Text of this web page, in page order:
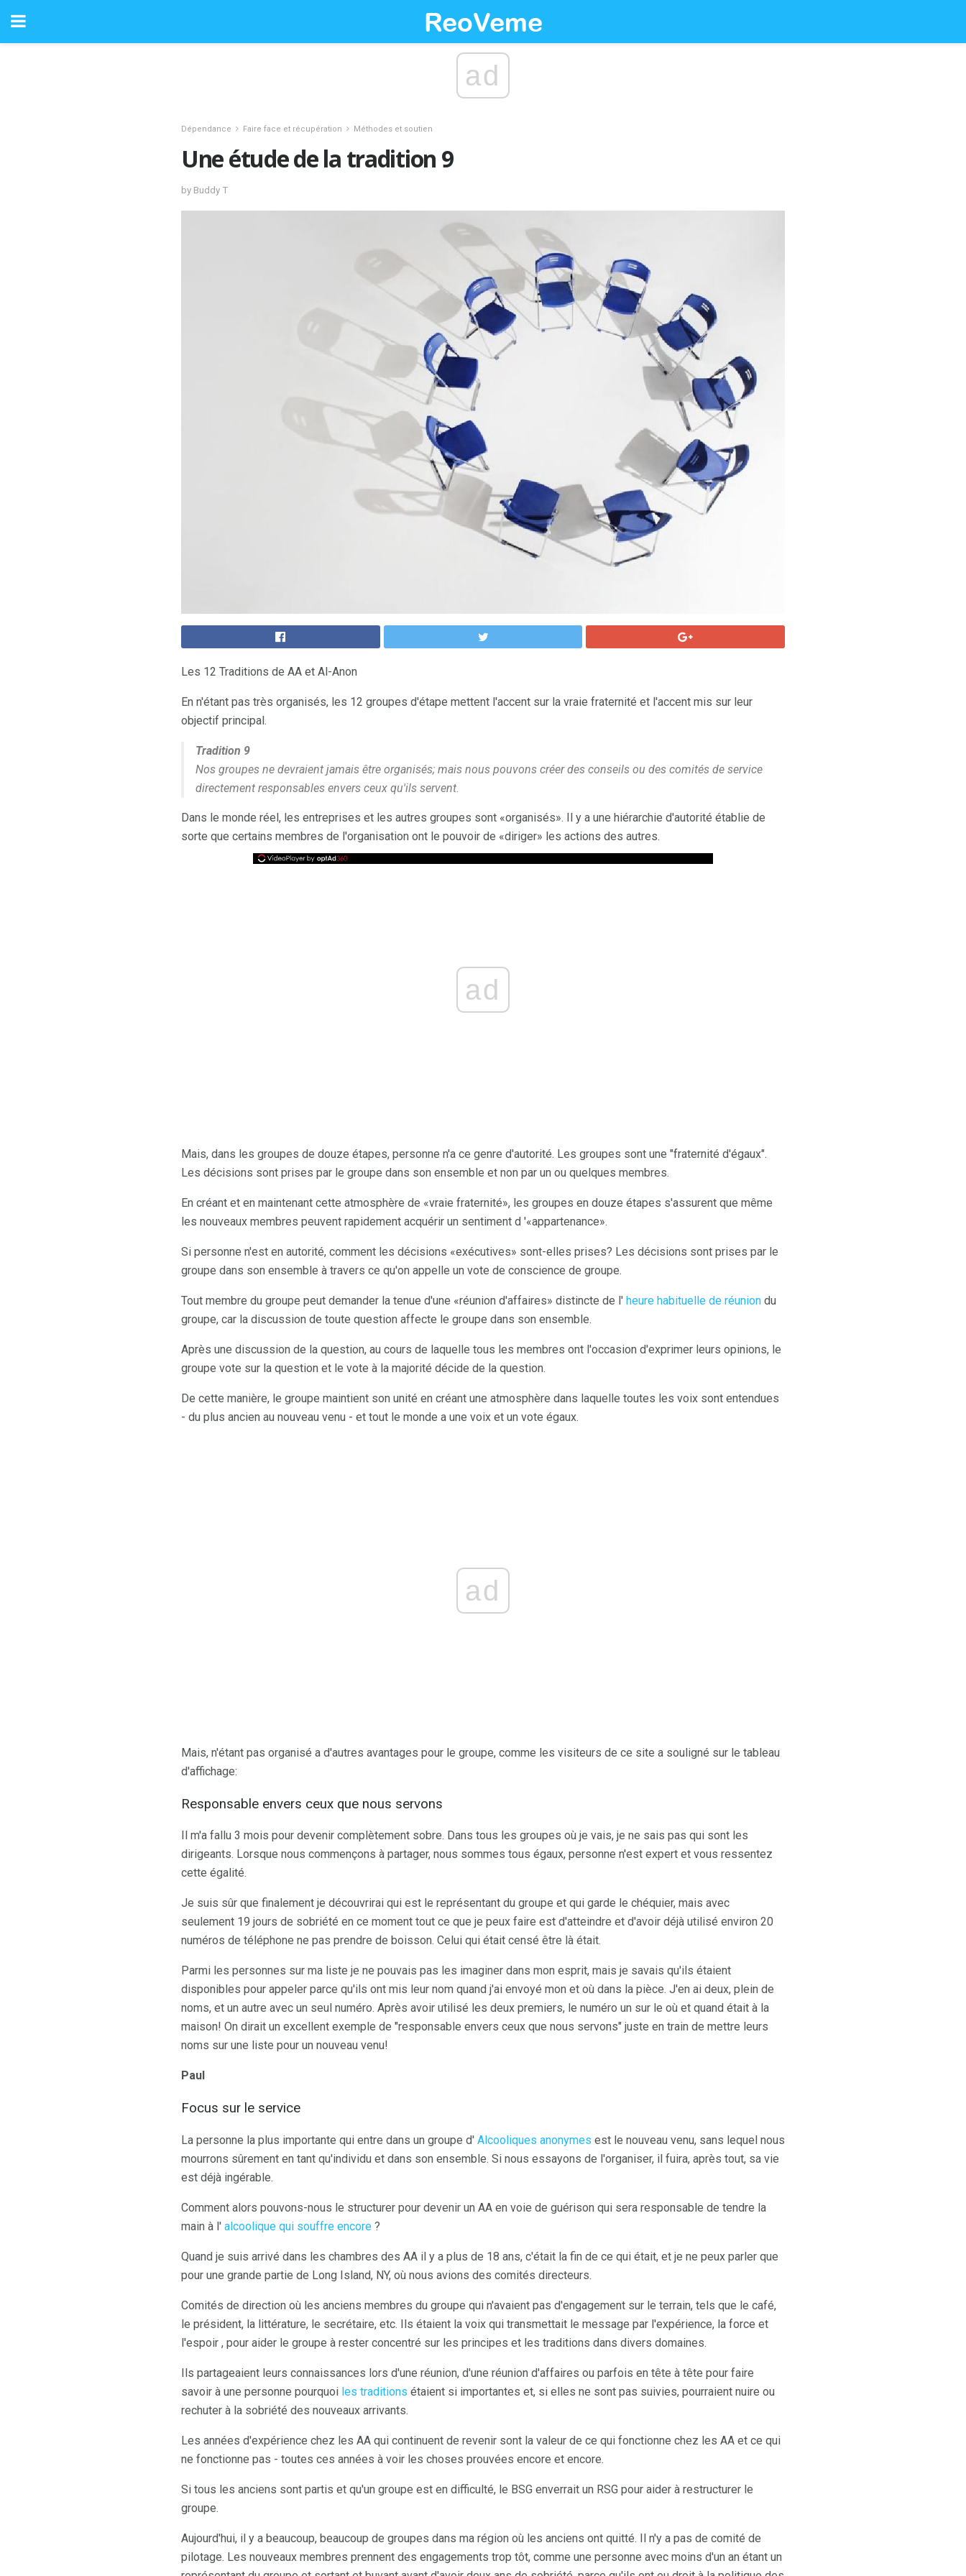
ad
Dépendance Faire face et récupération Méthodes et soutien
Une étude de la tradition 9
by Buddy T
Les 12 Traditions de AA et Al-Anon
En n'étant pas très organisés, les 12 groupes d'étape mettent l'accent sur la vraie fraternité et l'accent mis sur leur
objectif principal.
Tradition 9
Nos groupes ne devraient jamais être organisés; mais nous pouvons créer des conseils ou des comités de service
directement responsables envers ceux qu'ils servent.
Dans le monde réel, les entreprises et les autres groupes sont «organisés». Il y a une hiérarchie d'autorité établie de
sorte que certains membres de l'organisation ont le pouvoir de «diriger» les actions des autres.
ad
Mais, dans les groupes de douze étapes, personne n'a ce genre d'autorité. Les groupes sont une "fraternité d'égaux".
Les décisions sont prises par le groupe dans son ensemble et non par un ou quelques membres.
En créant et en maintenant cette atmosphère de «vraie fraternité», les groupes en douze étapes s'assurent que même
les nouveaux membres peuvent rapidement acquérir un sentiment d '«appartenance».
Si personne n'est en autorité, comment les décisions «exécutives» sont-elles prises? Les décisions sont prises par le
groupe dans son ensemble à travers ce qu'on appelle un vote de conscience de groupe.
Tout membre du groupe peut demander la tenue d'une «réunion d'affaires» distincte de l' heure habituelle de réunion du
groupe, car la discussion de toute question affecte le groupe dans son ensemble.
Après une discussion de la question, au cours de laquelle tous les membres ont l'occasion d'exprimer leurs opinions, le
groupe vote sur la question et le vote à la majorité décide de la question.
De cette manière, le groupe maintient son unité en créant une atmosphère dans laquelle toutes les voix sont entendues
- du plus ancien au nouveau venu - et tout le monde a une voix et un vote égaux.
ad
Mais, n'étant pas organisé a d'autres avantages pour le groupe, comme les visiteurs de ce site a souligné sur le tableau
d'affichage:
Responsable envers ceux que nous servons
Il m'a fallu 3 mois pour devenir complètement sobre. Dans tous les groupes où je vais, je ne sais pas qui sont les
dirigeants. Lorsque nous commençons à partager, nous sommes tous égaux, personne n'est expert et vous ressentez
cette égalité.
Je suis sûr que finalement je découvrirai qui est le représentant du groupe et qui garde le chéquier, mais avec
seulement 19 jours de sobriété en ce moment tout ce que je peux faire est d'atteindre et d'avoir déjà utilisé environ 20
numéros de téléphone ne pas prendre de boisson. Celui qui était censé être là était.
Parmi les personnes sur ma liste je ne pouvais pas les imaginer dans mon esprit, mais je savais qu'ils étaient
disponibles pour appeler parce qu'ils ont mis leur nom quand j'ai envoyé mon et où dans la pièce. J'en ai deux, plein de
noms, et un autre avec un seul numéro. Après avoir utilisé les deux premiers, le numéro un sur le où et quand était à la
maison! On dirait un excellent exemple de "responsable envers ceux que nous servons" juste en train de mettre leurs
noms sur une liste pour un nouveau venu!
Paul
Focus sur le service
La personne la plus importante qui entre dans un groupe d' Alcooliques anonymes est le nouveau venu, sans lequel nous
mourrons sûrement en tant qu'individu et dans son ensemble. Si nous essayons de l'organiser, il fuira, après tout, sa vie
est déjà ingérable.
Comment alors pouvons-nous le structurer pour devenir un AA en voie de guérison qui sera responsable de tendre la
main à l' alcoolique qui souffre encore ?
Quand je suis arrivé dans les chambres des AA il y a plus de 18 ans, c'était la fin de ce qui était, et je ne peux parler que
pour une grande partie de Long Island, NY, où nous avions des comités directeurs.
Comités de direction où les anciens membres du groupe qui n'avaient pas d'engagement sur le terrain, tels que le café,
le président, la littérature, le secrétaire, etc. Ils étaient la voix qui transmettait le message par l'expérience, la force et
l'espoir , pour aider le groupe à rester concentré sur les principes et les traditions dans divers domaines.
Ils partageaient leurs connaissances lors d'une réunion, d'une réunion d'affaires ou parfois en tête à tête pour faire
savoir à une personne pourquoi les traditions étaient si importantes et, si elles ne sont pas suivies, pourraient nuire ou
rechuter à la sobriété des nouveaux arrivants.
Les années d'expérience chez les AA qui continuent de revenir sont la valeur de ce qui fonctionne chez les AA et ce qui
ne fonctionne pas - toutes ces années à voir les choses prouvées encore et encore.
Si tous les anciens sont partis et qu'un groupe est en difficulté, le BSG enverrait un RSG pour aider à restructurer le
groupe.
Aujourd'hui, il y a beaucoup, beaucoup de groupes dans ma région où les anciens ont quitté. Il n'y a pas de comité de
pilotage. Les nouveaux membres prennent des engagements trop tôt, comme une personne avec moins d'un an étant un